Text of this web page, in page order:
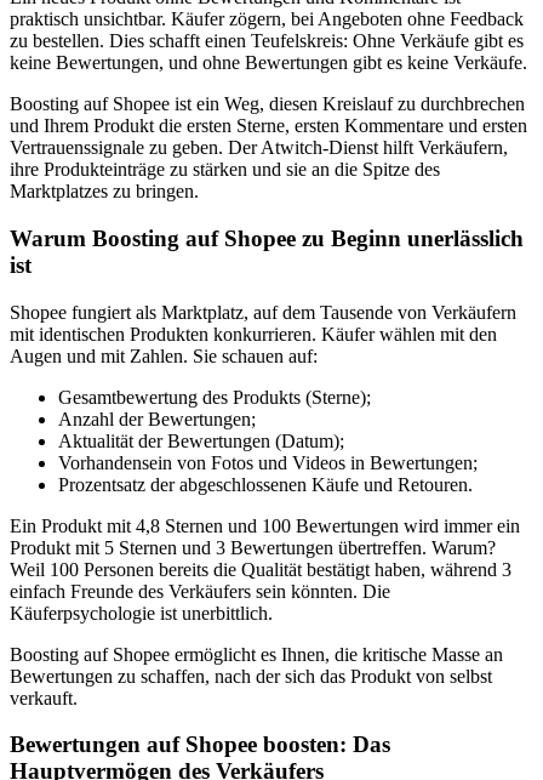
praktisch unsichtbar. Käufer zögern, bei Angeboten ohne Feedback
zu bestellen. Dies schafft einen Teufelskreis: Ohne Verkäufe gibt es
keine Bewertungen, und ohne Bewertungen gibt es keine Verkäufe.
Boosting auf Shopee ist ein Weg, diesen Kreislauf zu durchbrechen
und Ihrem Produkt die ersten Sterne, ersten Kommentare und ersten
Vertrauenssignale zu geben. Der Atwitch-Dienst hilft Verkäufern,
ihre Produkteinträge zu stärken und sie an die Spitze des
Marktplatzes zu bringen.
Warum Boosting auf Shopee zu Beginn unerlässlich
ist
Shopee fungiert als Marktplatz, auf dem Tausende von Verkäufern
mit identischen Produkten konkurrieren. Käufer wählen mit den
Augen und mit Zahlen. Sie schauen auf:
Gesamtbewertung des Produkts (Sterne);
Anzahl der Bewertungen;
Aktualität der Bewertungen (Datum);
Vorhandensein von Fotos und Videos in Bewertungen;
Prozentsatz der abgeschlossenen Käufe und Retouren.
Ein Produkt mit 4,8 Sternen und 100 Bewertungen wird immer ein
Produkt mit 5 Sternen und 3 Bewertungen übertreffen. Warum?
Weil 100 Personen bereits die Qualität bestätigt haben, während 3
einfach Freunde des Verkäufers sein könnten. Die
Käuferpsychologie ist unerbittlich.
Boosting auf Shopee ermöglicht es Ihnen, die kritische Masse an
Bewertungen zu schaffen, nach der sich das Produkt von selbst
verkauft.
Bewertungen auf Shopee boosten: Das
Hauptvermögen des Verkäufers